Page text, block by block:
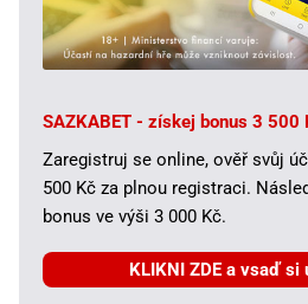
SAZKABET - získej bonus 3 500
Zaregistruj se online, ověř svůj
500 Kč za plnou registraci.
bonus ve výši 3 000 Kč.
KLIKNI ZDE a vsaď si